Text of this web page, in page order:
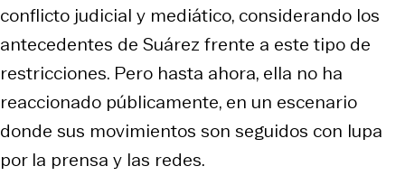
conflicto judicial y mediático, considerando los
antecedentes de Suárez frente a este tipo de
restricciones. Pero hasta ahora, ella no ha
reaccionado públicamente, en un escenario
donde sus movimientos son seguidos con lupa
por la prensa y las redes.